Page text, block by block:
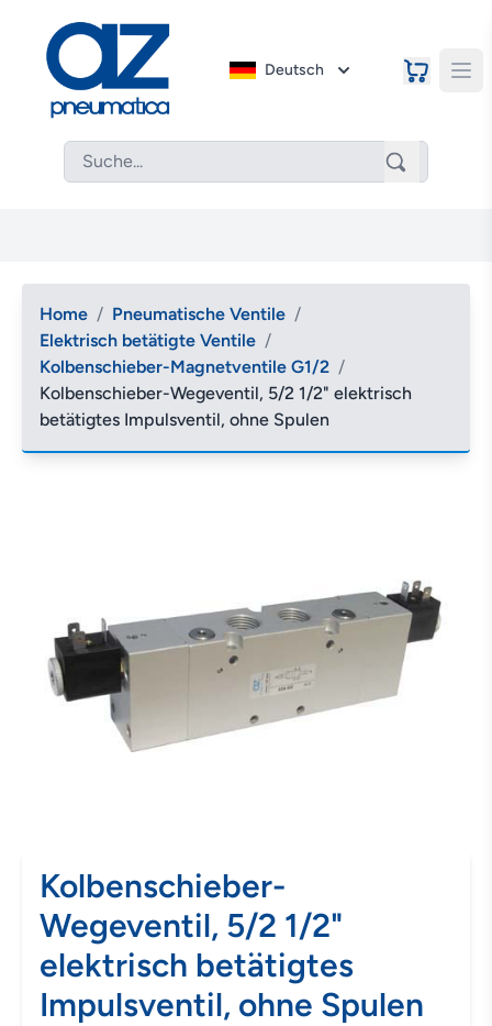
Deutsch
Home / Pneumatische Ventile /
Elektrisch betätigte Ventile /
Kolbenschieber-Magnetventile G1/2 /
Kolbenschieber-Wegeventil, 5/2 1/2" elektrisch
betätigtes Impulsventil, ohne Spulen
Kolbenschieber-
Wegeventil, 5/2 1/2"
elektrisch betätigtes
Impulsventil, ohne Spulen